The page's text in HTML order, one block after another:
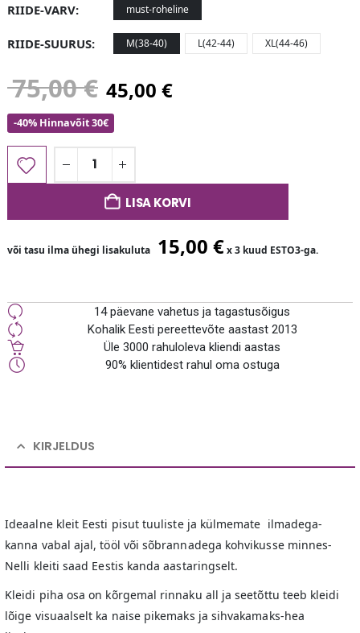
RIIDE-VARV must-roheline
RIIDE-SUURUS M(38-40) L(42-44) XL(44-46)
75,00€ 45,00€
-40% Hinnavõit 30€
LISA KORVI
või tasu ilma ühegi lisakuluta 15,00€x 3 kuud ESTO3-ga.
14 päevane vahetus ja tagastusõigus
Kohalik Eesti pereettevõte aastast 2013
Üle 3000 rahuloleva kliendi aastas
90% klientidest rahul oma ostuga
KIRJELDUS
Ideaalne kleit Eesti pisut tuuliste ja külmemate ilmadega-
kanna vabal ajal, tööl või sõbrannadega kohvikusse minnes-
Nelli kleiti saad Eestis kanda aastaringselt.
Kleidi piha osa on kõrgemal rinnaku all ja seetõttu teeb kleidi
lõige visuaalselt ka naise pikemaks ja sihvakamaks-hea